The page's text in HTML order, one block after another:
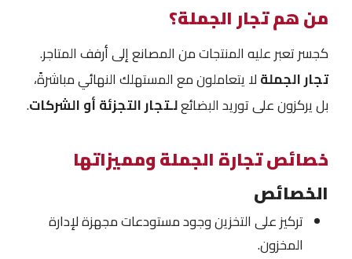
من هم تجار الجملة؟
كجسر تعبر عليه المنتجات من المصانع إلى أرفف المتاجر.
تجار الجملةلا يتعاملون مع المستهلك النهائي مباشرةً،
بل يركزون على توريد البضائعلـتجار التجزئة أو الشركات.
خصائص تجارة الجملة ومميزاتها
الخصائص
تركيز على التخزين وجود مستودعات مجهزة لإدارة
المخزون.